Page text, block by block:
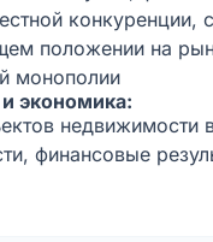
конкуренции,
положении на
монополии
экономика:
недвижимости
финансовые